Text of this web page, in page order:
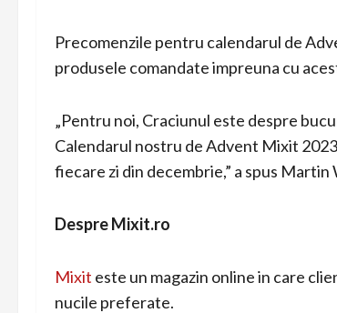
Precomenzile pentru calendarul de
produsele comandate impreuna cu
„Pentru noi, Craciunul este despre
Calendarul nostru de Advent Mixit
fiecare zi din decembrie,” a spus
Despre Mixit.ro
Mixit este un magazin online in care
nucile preferate.